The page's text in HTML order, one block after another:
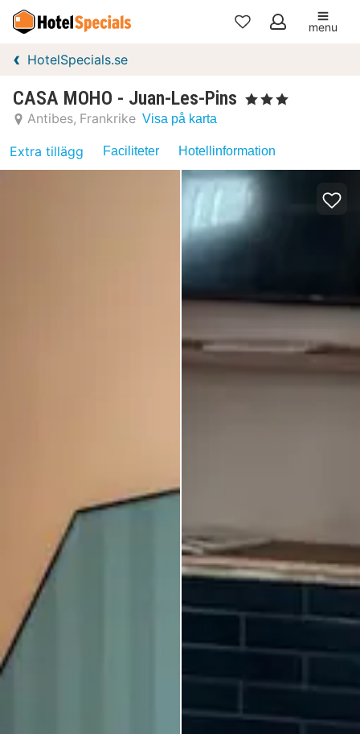
Mina
menu
HotelSpecials.se
CASA MOHO - Juan-Les-Pins , 3 Stjärnor
Antibes Frankrike Visa på karta
Extra tillägg Faciliteter Hotellinformation